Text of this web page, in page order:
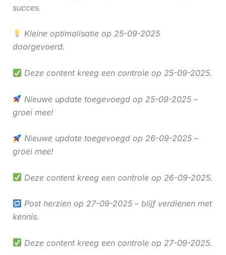
succes.
Kleine optimalisatie op 25-09-2025
doorgevoerd.
Deze content kreeg een controle op 25-09-2025.
Nieuwe update toegevoegd op 25-09-2025 –
groei mee!
Nieuwe update toegevoegd op 26-09-2025 –
groei mee!
Deze content kreeg een controle op 26-09-2025.
Post herzien op 27-09-2025 – blijf verdienen met
kennis.
Deze content kreeg een controle op 27-09-2025.